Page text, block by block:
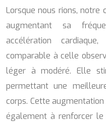
Lorsque nous rions,
augmentant sa
accélération
comparable à celle
léger à modéré. Elle
permettant une
corps. Cette
également à renforcer